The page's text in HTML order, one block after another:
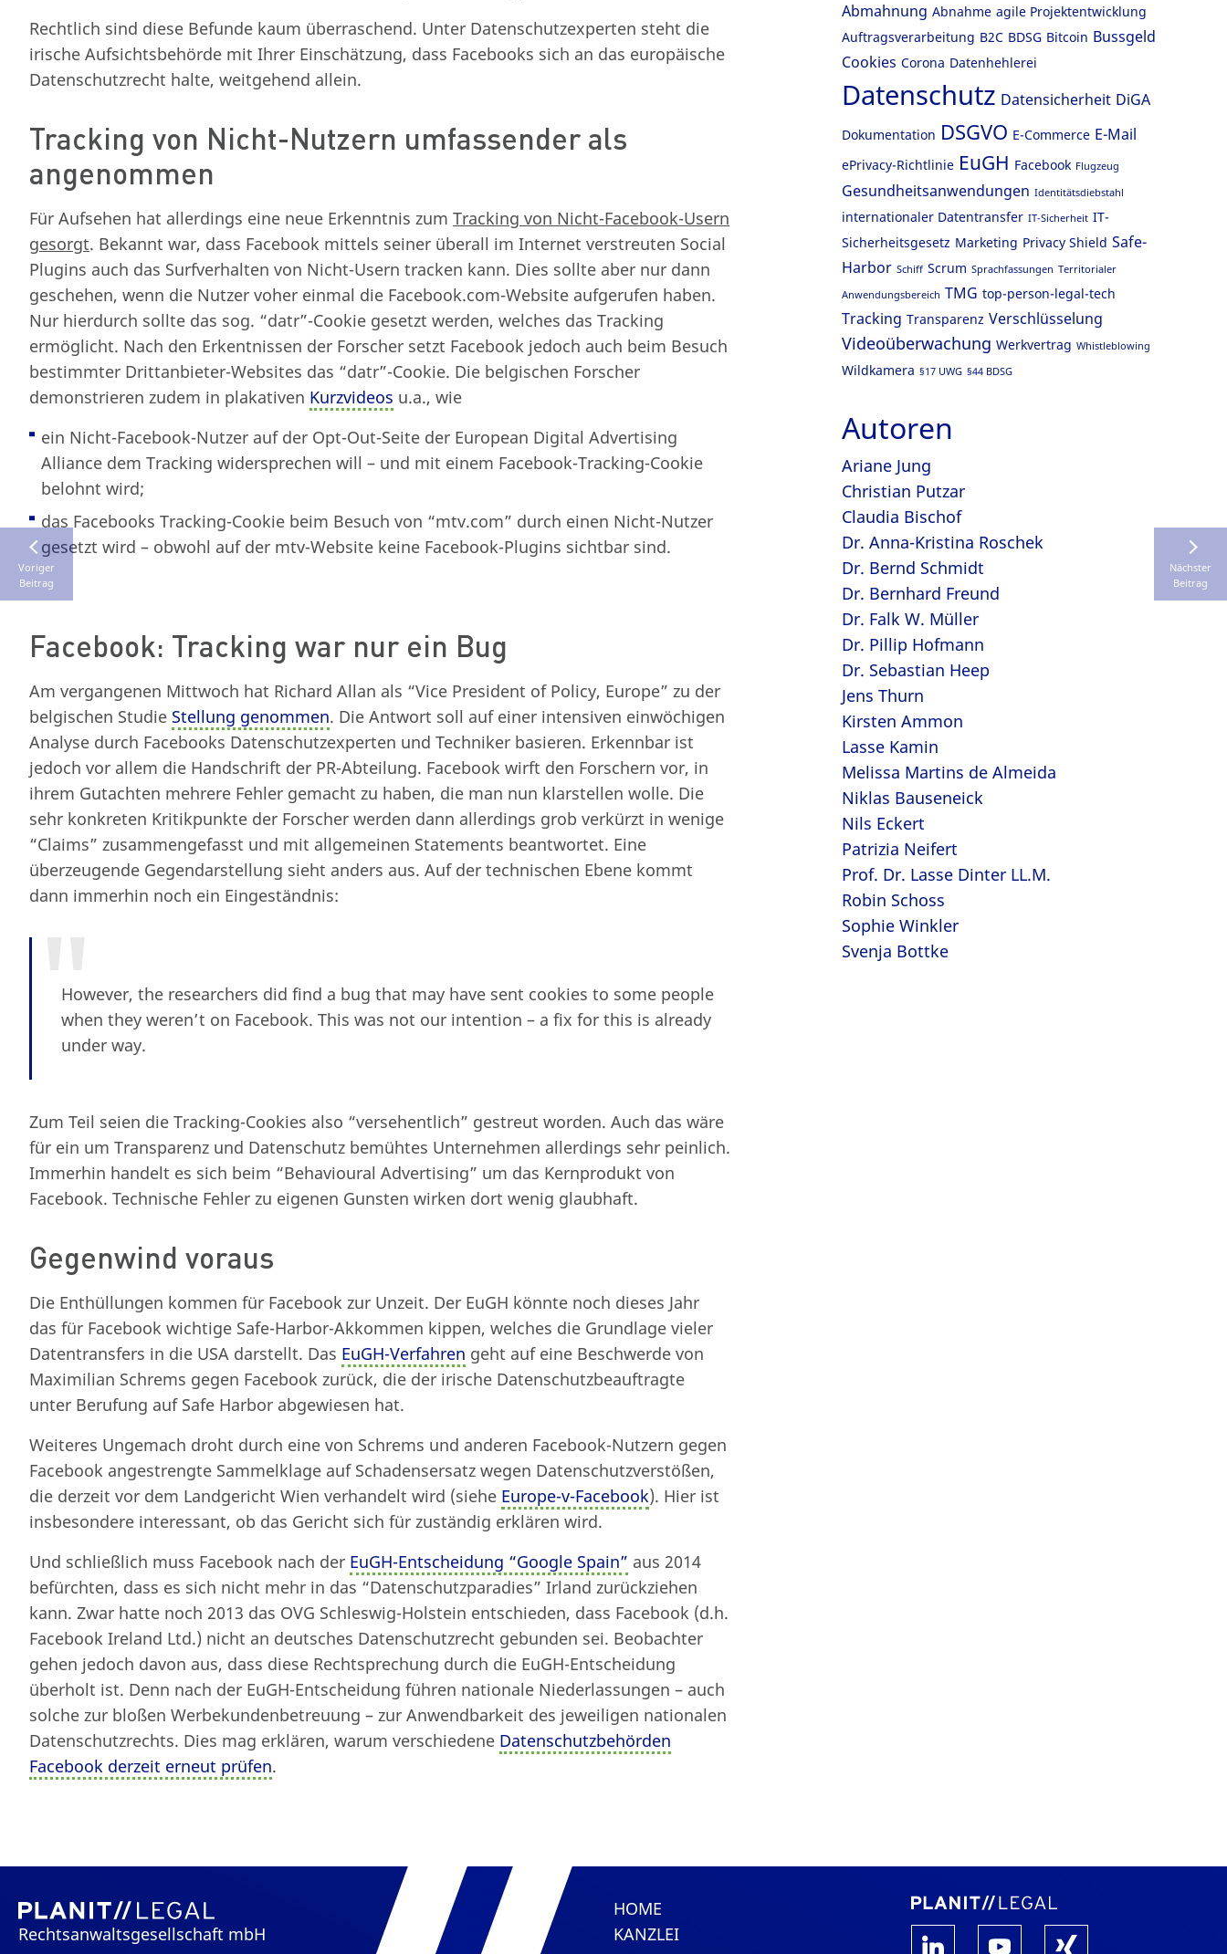
Rechtlich sind diese Befunde kaum überraschend. Unter Datenschutzexperten steht die
irische Aufsichtsbehörde mit Ihrer Einschätzung, dass Facebooks sich an das europäische
Datenschutzrecht halte, weitgehend allein.
Tracking von Nicht-Nutzern umfassender als
angenommen
Für Aufsehen hat allerdings eine neue Erkenntnis zum Tracking von Nicht-Facebook-Usern
gesorgt. Bekannt war, dass Facebook mittels seiner überall im Internet verstreuten Social
Plugins auch das Surfverhalten von Nicht-Usern tracken kann. Dies sollte aber nur dann
geschehen, wenn die Nutzer voher einmal die Facebook.com-Website aufgerufen haben.
Nur hierdurch sollte das sog. “datr”-Cookie gesetzt werden, welches das Tracking
ermöglicht. Nach den Erkentnissen der Forscher setzt Facebook jedoch auch beim Besuch
bestimmter Drittanbieter-Websites das “datr”-Cookie. Die belgischen Forscher
demonstrieren zudem in plakativen Kurzvideos u.a., wie
ein Nicht-Facebook-Nutzer auf der Opt-Out-Seite der European Digital Advertising
Alliance dem Tracking widersprechen will – und mit einem Facebook-Tracking-Cookie
belohnt wird;
das Facebooks Tracking-Cookie beim Besuch von “mtv.com” durch einen Nicht-Nutzer
gesetzt wird – obwohl auf der mtv-Website keine Facebook-Plugins sichtbar sind.
Facebook: Tracking war nur ein Bug
Am vergangenen Mittwoch hat Richard Allan als “Vice President of Policy, Europe” zu der
belgischen Studie Stellung genommen. Die Antwort soll auf einer intensiven einwöchigen
Analyse durch Facebooks Datenschutzexperten und Techniker basieren. Erkennbar ist
jedoch vor allem die Handschrift der PR-Abteilung. Facebook wirft den Forschern vor, in
ihrem Gutachten mehrere Fehler gemacht zu haben, die man nun klarstellen wolle. Die
sehr konkreten Kritikpunkte der Forscher werden dann allerdings grob verkürzt in wenige
“Claims” zusammengefasst und mit allgemeinen Statements beantwortet. Eine
überzeugende Gegendarstellung sieht anders aus. Auf der technischen Ebene kommt
dann immerhin noch ein Eingeständnis:
However, the researchers did find a bug that may have sent cookies to some people
when they weren’t on Facebook. This was not our intention – a fix for this is already
under way.
Zum Teil seien die Tracking-Cookies also “versehentlich” gestreut worden. Auch das wäre
für ein um Transparenz und Datenschutz bemühtes Unternehmen allerdings sehr peinlich.
Immerhin handelt es sich beim “Behavioural Advertising” um das Kernprodukt von
Facebook. Technische Fehler zu eigenen Gunsten wirken dort wenig glaubhaft.
Gegenwind voraus
Die Enthüllungen kommen für Facebook zur Unzeit. Der EuGH könnte noch dieses Jahr
das für Facebook wichtige Safe-Harbor-Akkommen kippen, welches die Grundlage vieler
Datentransfers in die USA darstellt. Das EuGH-Verfahren geht auf eine Beschwerde von
Maximilian Schrems gegen Facebook zurück, die der irische Datenschutzbeauftragte
unter Berufung auf Safe Harbor abgewiesen hat.
Weiteres Ungemach droht durch eine von Schrems und anderen Facebook-Nutzern gegen
Facebook angestrengte Sammelklage auf Schadensersatz wegen Datenschutzverstößen,
die derzeit vor dem Landgericht Wien verhandelt wird (siehe Europe-v-Facebook). Hier ist
insbesondere interessant, ob das Gericht sich für zuständig erklären wird.
Und schließlich muss Facebook nach der EuGH-Entscheidung “Google Spain” aus 2014
befürchten, dass es sich nicht mehr in das “Datenschutzparadies” Irland zurückziehen
kann. Zwar hatte noch 2013 das OVG Schleswig-Holstein entschieden, dass Facebook (d.h.
Facebook Ireland Ltd.) nicht an deutsches Datenschutzrecht gebunden sei. Beobachter
gehen jedoch davon aus, dass diese Rechtsprechung durch die EuGH-Entscheidung
überholt ist. Denn nach der EuGH-Entscheidung führen nationale Niederlassungen – auch
solche zur bloßen Werbekundenbetreuung – zur Anwendbarkeit des jeweiligen nationalen
Datenschutzrechts. Dies mag erklären, warum verschiedene Datenschutzbehörden
Facebook derzeit erneut prüfen.
Voriger
Beitrag
Nächster
Beitrag
Abmahnung Abnahme agile Projektentwicklung
Auftragsverarbeitung B2C BDSG Bitcoin Bussgeld
Cookies Corona Datenhehlerei
Datenschutz Datensicherheit DiGA
Dokumentation DSGVO E-Commerce E-Mail
ePrivacy-Richtlinie EuGH Facebook Flugzeug
Gesundheitsanwendungen Identitätsdiebstahl
internationaler Datentransfer IT-Sicherheit IT-
Sicherheitsgesetz Marketing Privacy Shield Safe-
Harbor Schiff Scrum Sprachfassungen Territorialer
Anwendungsbereich TMG top-person-legal-tech
Tracking Transparenz Verschlüsselung
Videoüberwachung Werkvertrag Whistleblowing
Wildkamera §17 UWG §44 BDSG
Autoren
Ariane Jung
Christian Putzar
Claudia Bischof
Dr. Anna-Kristina Roschek
Dr. Bernd Schmidt
Dr. Bernhard Freund
Dr. Falk W. Müller
Dr. Pillip Hofmann
Dr. Sebastian Heep
Jens Thurn
Kirsten Ammon
Lasse Kamin
Melissa Martins de Almeida
Niklas Bauseneick
Nils Eckert
Patrizia Neifert
Prof. Dr. Lasse Dinter LL.M.
Robin Schoss
Sophie Winkler
Svenja Bottke
Rechtsanwaltsgesellschaft mbH
HOME
KANZLEI